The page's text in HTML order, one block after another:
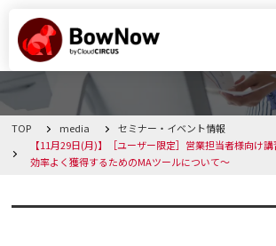
BowNowとは
TOP media
セミナー・イベント情報
【11月29日(月)】［ユーザー限定］営業担当者様向
効率よく獲得するためのMAツールについて～
セミナー・イベント情報